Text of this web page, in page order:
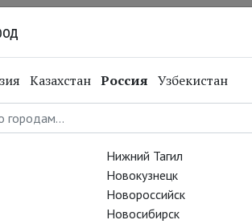
Театр
опера»
Казахстан Россия Узбекистан
Нижний Тагил
Новокузнецк
Новороссийск
Новосибирск